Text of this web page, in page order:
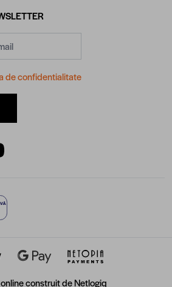
de confidentialitate
construit deNetlogiq